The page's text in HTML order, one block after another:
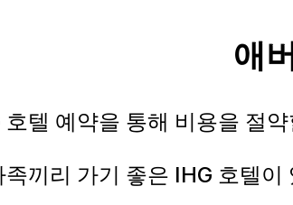
애
텔 예약을 통해 비용을 절
끼리 가기 좋은 IHG 호텔이